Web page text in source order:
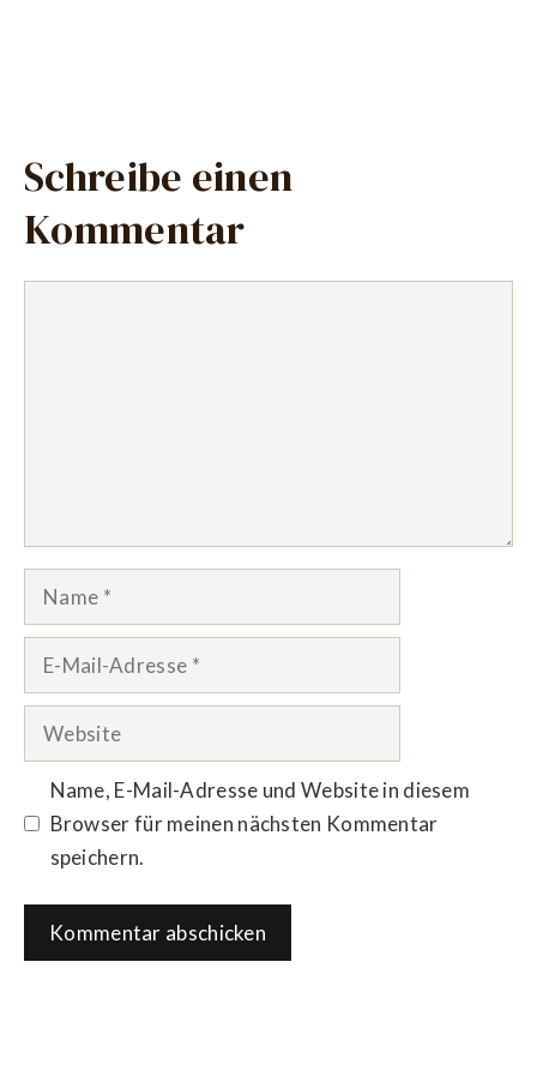
Schreibe einen
Kommentar
Name
Website
Name, E-Mail-Adresse und Website in diesem
Browser für meinen nächsten Kommentar
speichern.